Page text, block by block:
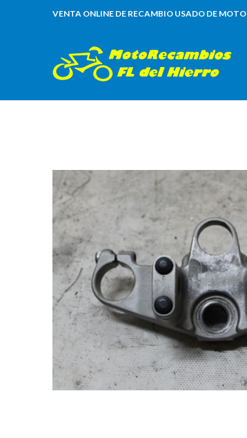
VENTA ONLINE DE RECAMBIO USADO DE MOTO